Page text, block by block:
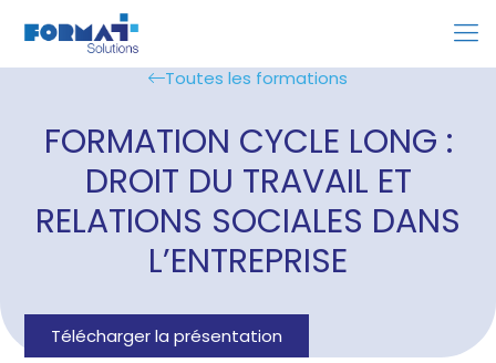
Toutes les formations
FORMATION CYCLE LONG :
DROIT DU TRAVAIL ET
RELATIONS SOCIALES DANS
L’ENTREPRISE
Télécharger la présentation